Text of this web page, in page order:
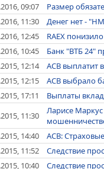
09:07
Размер
11:30
Денег нет -
12:45
RAEX
10:45
Банк "ВТБ 24"
12:14
АСВ выплатит
12:15
АСВ выбрало
17:11
Выплаты
11:30
Ларисе
14:40
АСВ:
11:52
Следствие
10:40
Следствие